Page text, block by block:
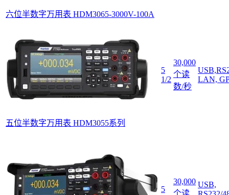
六位半数字万用表 HDM3065-3000V-100A
五位半数字万用表 HDM3055系列
5
1/2
30,000
个读
数/秒
LAN,
5
30,000
个读
USB,